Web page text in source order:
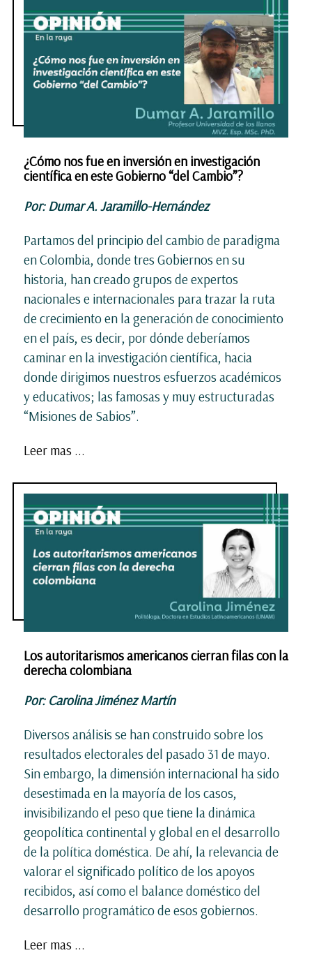
¿Cómo nos fue en inversión en investigación
científica en este Gobierno “del Cambio”?
Por: Dumar A. Jaramillo-Hernández
Partamos del principio del cambio de paradigma
en Colombia, donde tres Gobiernos en su
historia, han creado grupos de expertos
nacionales e internacionales para trazar la ruta
de crecimiento en la generación de conocimiento
en el país, es decir, por dónde deberíamos
caminar en la investigación científica, hacia
donde dirigimos nuestros esfuerzos académicos
y educativos; las famosas y muy estructuradas
“Misiones de Sabios”.
Leer mas ...
Los autoritarismos americanos cierran filas con la
derecha colombiana
Por: Carolina Jiménez Martín
Diversos análisis se han construido sobre los
resultados electorales del pasado 31 de mayo.
Sin embargo, la dimensión internacional ha sido
desestimada en la mayoría de los casos,
invisibilizando el peso que tiene la dinámica
geopolítica continental y global en el desarrollo
de la política doméstica. De ahí, la relevancia de
valorar el significado político de los apoyos
recibidos, así como el balance doméstico del
desarrollo programático de esos gobiernos.
Leer mas ...